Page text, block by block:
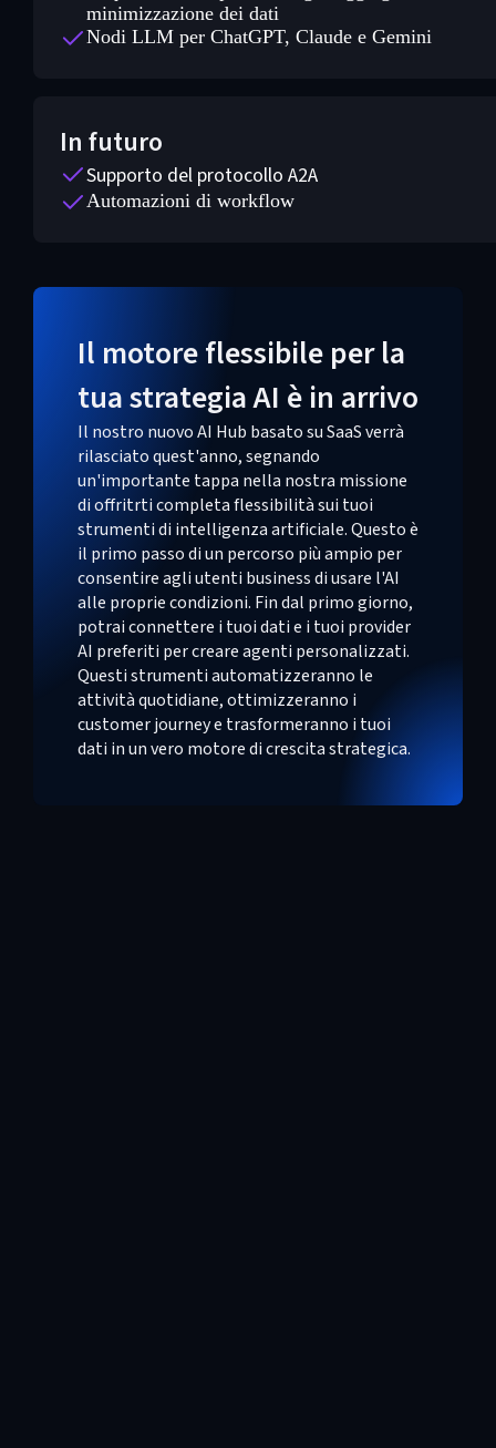
minimizzazione dei dati
Nodi LLM per ChatGPT, Claude e Gemini
In futuro
Supporto del protocollo A2A
Automazioni di workflow
Il motore flessibile per la
tua strategia AI è in arrivo
Il nostro nuovo AI Hub basato su SaaS verrà
rilasciato quest'anno, segnando
un'importante tappa nella nostra missione
di offritrti completa flessibilità sui tuoi
strumenti di intelligenza artificiale. Questo è
il primo passo di un percorso più ampio per
consentire agli utenti business di usare l'AI
alle proprie condizioni. Fin dal primo giorno,
potrai connettere i tuoi dati e i tuoi provider
AI preferiti per creare agenti personalizzati.
Questi strumenti automatizzeranno le
attività quotidiane, ottimizzeranno i
customer journey e trasformeranno i tuoi
dati in un vero motore di crescita strategica.